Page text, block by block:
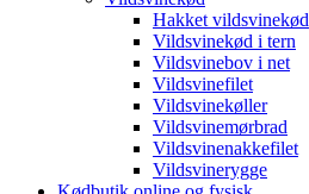
Hakket vildsvinekød
Vildsvinekød i tern
Vildsvinebov i net
Vildsvinefilet
Vildsvinekøller
Vildsvinemørbrad
Vildsvinenakkefilet
Vildsvinerygge